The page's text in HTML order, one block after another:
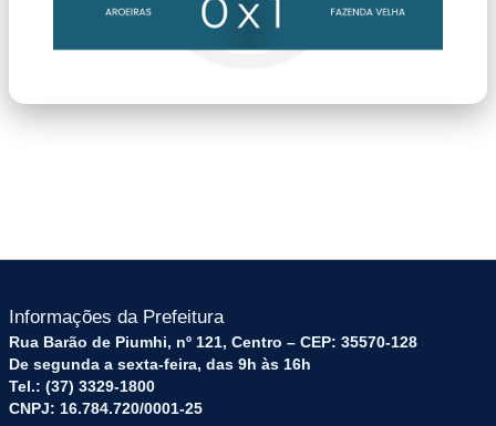
Informações da Prefeitura
Rua Barão de Piumhi, nº 121, Centro – CEP: 35570-128
De segunda a sexta-feira, das 9h às 16h
Tel.: (37) 3329-1800
CNPJ: 16.784.720/0001-25